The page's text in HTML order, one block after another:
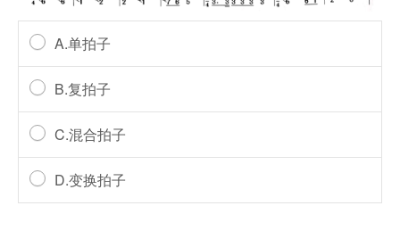
A.单拍子
B.复拍子
C.混合拍子
D.变换拍子